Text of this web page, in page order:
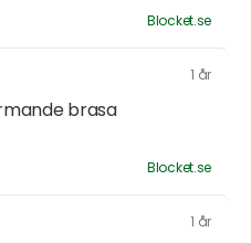
Blocket.se
1 år
brasa
Blocket.se
1 år